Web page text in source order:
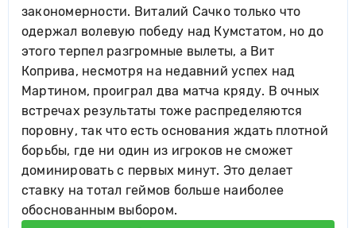
закономерности. Виталий Сачко только что
одержал волевую победу над Кумстатом, но до
этого терпел разгромные вылеты, а Вит
Коприва, несмотря на недавний успех над
Мартином, проиграл два матча кряду. В очных
встречах результаты тоже распределяются
поровну, так что есть основания ждать плотной
борьбы, где ни один из игроков не сможет
доминировать с первых минут. Это делает
ставку на тотал геймов больше наиболее
обоснованным выбором.